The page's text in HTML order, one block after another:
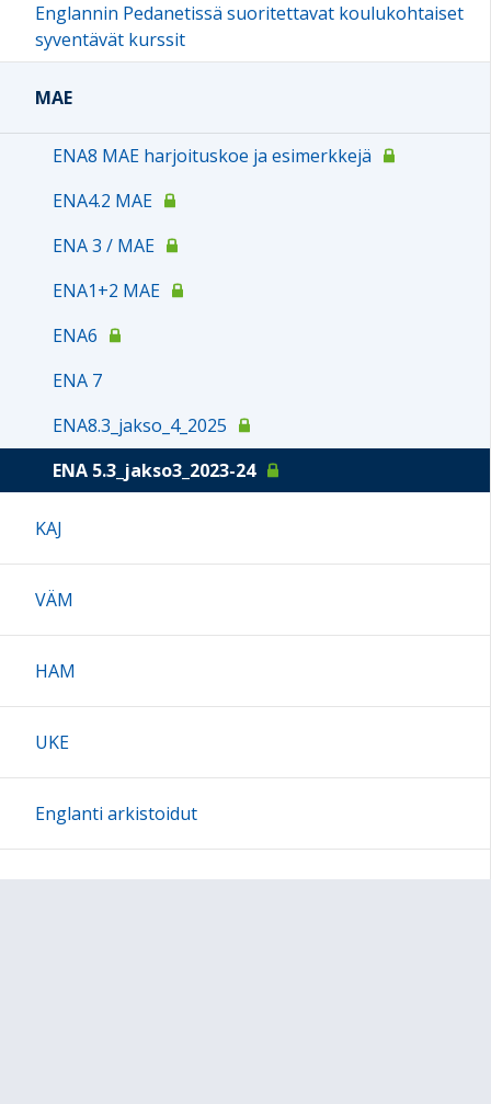
Englannin Pedanetissä suoritettavat koulukohtaiset
syventävät kurssit
MAE
ENA8 MAE harjoituskoe ja esimerkkejä
ENA4.2 MAE
ENA 3 / MAE
ENA1+2 MAE
ENA6
ENA 7
ENA8.3_jakso_4_2025
ENA 5.3_jakso3_2023-24
KAJ
VÄM
HAM
UKE
Englanti arkistoidut